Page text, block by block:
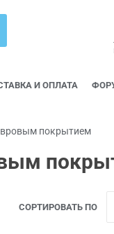
И ОПЛАТА
покрытием
СОРТИРОВАТЬ ПО